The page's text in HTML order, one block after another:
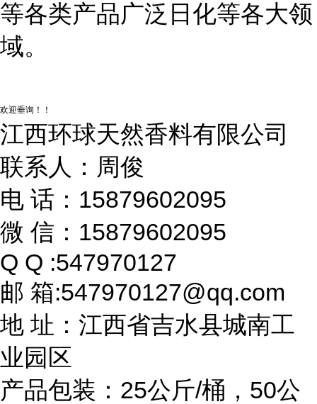
等各类产品广泛日化等各大领
域。
欢迎垂询！！
江西环球天然香料有限公司
联系人：周俊
电 话：15879602095
微 信：15879602095
Q Q :547970127
邮 箱:547970127@qq.com
地 址：江西省吉水县城南工
业园区
产品包装：25公斤/桶，50公